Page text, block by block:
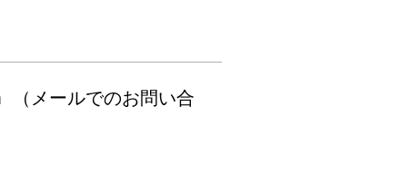
どです。
（メールでのお問い合